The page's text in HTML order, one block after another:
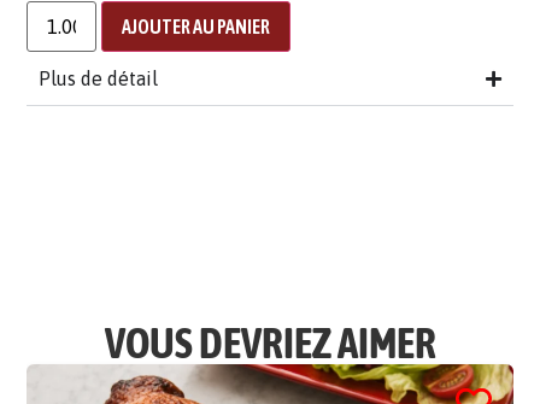
AJOUTER AU PANIER
Plus de détail
VOUS DEVRIEZ AIMER